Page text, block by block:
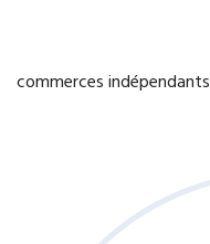
commerces indépendants